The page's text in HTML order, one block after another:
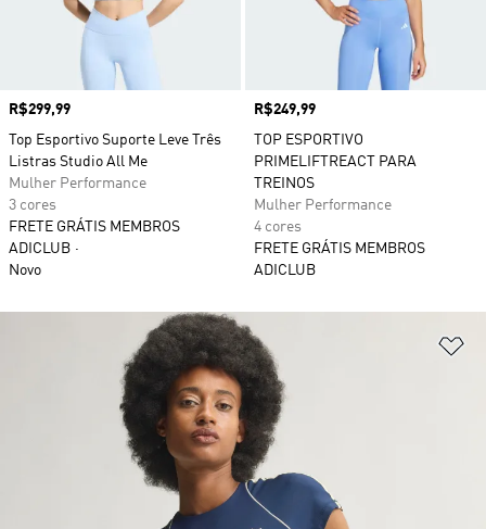
Preço
R$299,99
Top Esportivo Suporte Leve Três
Listras Studio All Me
Mulher Performance
3 cores
FRETE GRÁTIS MEMBROS
ADICLUB
Novo
Preço
R$249,99
TOP ESPORTIVO
PRIMELIFTREACT PARA
TREINOS
Mulher Performance
4 cores
FRETE GRÁTIS MEMBROS
ADICLUB